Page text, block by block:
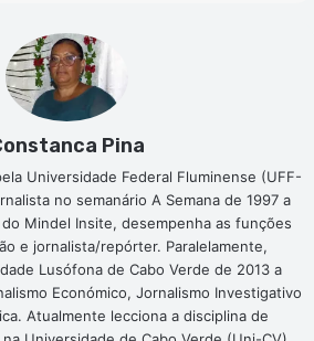
Pina
Universidade Federal Fluminense (UFF-
no semanário A Semana de 1997 a
Mindel Insite, desempenha as funções
e jornalista/repórter. Paralelamente,
Lusófona de Cabo Verde de 2013 a
Económico, Jornalismo Investigativo
Atualmente lecciona a disciplina de